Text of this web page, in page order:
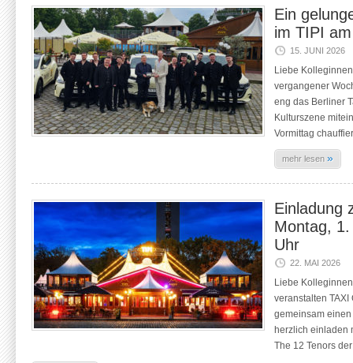
Ein
im TIPI
15. JUNI 2026
Liebe
vergangener
eng das Berliner
Kulturszene
Vormittag
mehr lesen »
Einladung
Montag,
Uhr
22. MAI 2026
Liebe
veranstalten TAXI
gemeinsam
herzlich einladen
The 12 Tenors der